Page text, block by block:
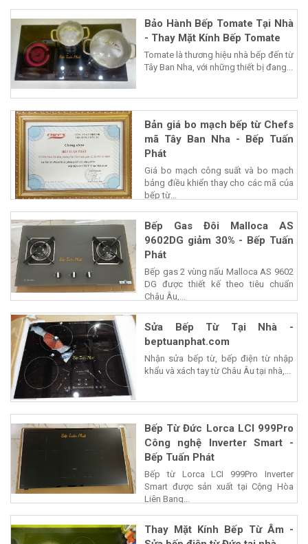
Bảo Hành Bếp Tomate Tại Nhà
- Thay Mặt Kính Bếp Tomate
Tomate là thương hiệu nhà bếp đến từ
Tây Ban Nha, với những thiết bị đang...
Bản giá bo mạch bếp từ Chefs
mã Tây Ban Nha - Bếp Tuấn
Phát
Giá bo mạch công suất và bo mạch
bảng điều khiển thay cho các mã của
bếp từ...
Bếp Gas Đôi Malloca AS
9602DG giảm 30% - Bếp Tuấn
Phát
Bếp gas 2 vùng nấu Malloca AS 9602
DG được thiết kế theo tiêu chuẩn
Châu Âu,...
Sửa Bếp Từ Tại Nhà -
beptuanphat.com
Nhận sửa bếp từ, bếp điện từ nhập
khẩu và xách tay từ Châu Âu tại nhà,...
Bếp Từ Đức Lorca LCI 999Pro
Công nghệ Inverter Smart -
Bếp Tuấn Phát
Bếp từ Lorca LCI 999Pro Inverter
Smart được sản xuất tại Cộng Hòa
Liên Bang...
Thay Mặt Kính Bếp Từ Âm -